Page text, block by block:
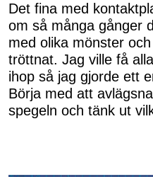
Det fina med
om så många gånger
med olika mönster
tröttnat. Jag ville få
ihop så jag gjorde ett
Börja med att
spegeln och tänk ut